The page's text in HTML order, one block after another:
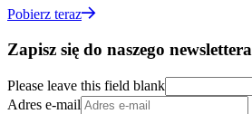
Pobierz teraz
Zapisz się do naszego newslettera
Please leave this field blank
Adres e-mail